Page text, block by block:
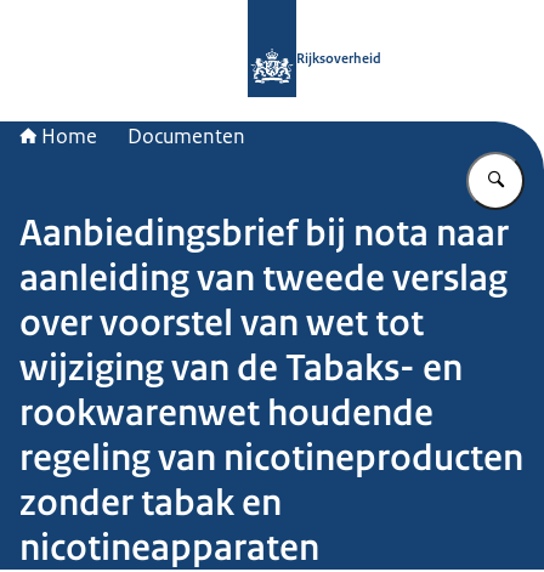
Rijksoverheid
Home Documenten
Aanbiedingsbrief bij nota naar
aanleiding van tweede verslag
over voorstel van wet tot
wijziging van de Tabaks- en
rookwarenwet houdende
regeling van nicotineproducten
zonder tabak en
nicotineapparaten